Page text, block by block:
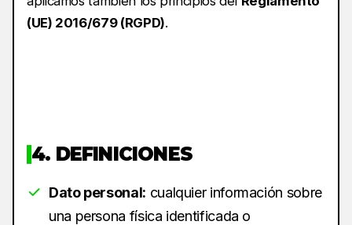
(UE) 2016/679 (RGPD).
4. DEFINICIONES
Dato personal: cualquier información sobre
una persona física identificada o